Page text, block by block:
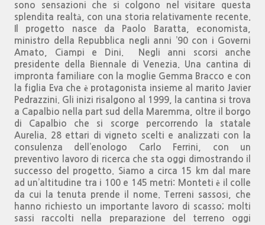
sono sensazioni che si colgono nel visitare questa
splendita realtà, con una storia relativamente recente.
Il progetto nasce da Paolo Baratta, economista,
ministro della Repubblica negli anni ’90 con i Governi
Amato, Ciampi e Dini. Negli anni scorsi anche
presidente della Biennale di Venezia. Una cantina di
impronta familiare con la moglie Gemma Bracco e con
la figlia Eva che è protagonista insieme al marito Javier
Pedrazzini. Gli inizi risalgono al 1999, la cantina si trova
a Capalbio nella part sud della Maremma, oltre il borgo
di Capalbio che si scorge percorrendo la statale
Aurelia. 28 ettari di vigneto scelti e analizzati con la
consulenza dell’enologo Carlo Ferrini, con un
preventivo lavoro di ricerca che sta oggi dimostrando il
successo del progetto. Siamo a circa 15 km dal mare
ad un’altitudine tra i 100 e 145 metri: Monteti è il colle
da cui la tenuta prende il nome. Terreni sassosi, che
hanno richiesto un importante lavoro di scasso; molti
sassi raccolti nella preparazione del terreno oggi